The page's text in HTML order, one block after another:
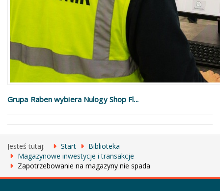
Grupa Raben wybiera Nulogy Shop Fl...
Jesteś tutaj: Start
Biblioteka
Magazynowe inwestycje i transakcje
Zapotrzebowanie na magazyny nie spada